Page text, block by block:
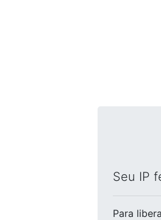
Seu IP
Para